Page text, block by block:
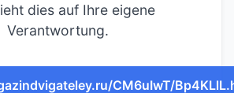
dies auf Ihre eigene
Verantwortung.
CM6uIwT/